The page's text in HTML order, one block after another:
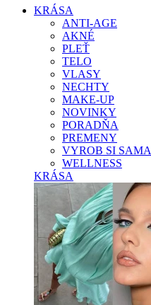
KRÁSA
ANTI-AGE
AKNÉ
PLEŤ
TELO
VLASY
NECHTY
MAKE-UP
NOVINKY
PORADŇA
PREMENY
VYROB SI SAMA
WELLNESS
KRÁSA